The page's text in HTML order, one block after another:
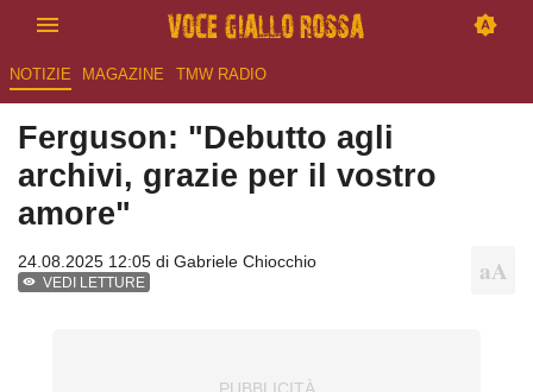
NOTIZIE MAGAZINE TMW RADIO
Ferguson: "Debutto agli
archivi, grazie per il vostro
amore"
24.08.2025 12:05 di Gabriele Chiocchio
VEDI LETTURE